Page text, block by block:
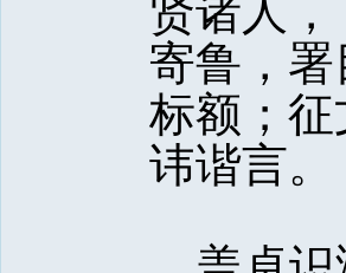
贤诸人
寄鲁，
标额；
讳谐言。